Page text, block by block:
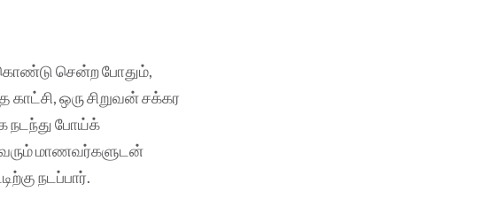
சென்ற போதும்,
ஒரு சிறுவன் சக்கர
நடந்து போய்க்
மாணவர்களுடன்
நடப்பார்.